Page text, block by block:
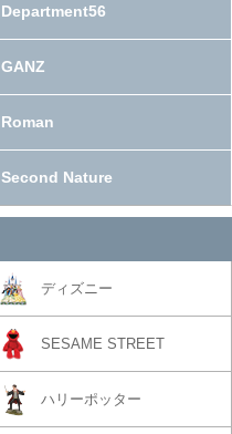
Department56
GANZ
Roman
Second Nature
ディズニー
SESAME STREET
ハリーポッター